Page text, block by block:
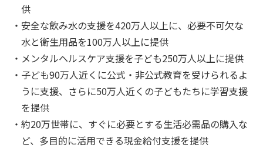
供
安全な飲み水の支援を420万人以上に、必要不可欠な
水と衛生用品を100万人以上に提供
メンタルヘルスケア支援を子ども250万人以上に提供
子ども90万人近くに公式・非公式教育を受けられるよ
うに支援、さらに50万人近くの子どもたちに学習支援
を提供
約20万世帯に、すぐに必要とする生活必需品の購入な
ど、多目的に活用できる現金給付支援を提供